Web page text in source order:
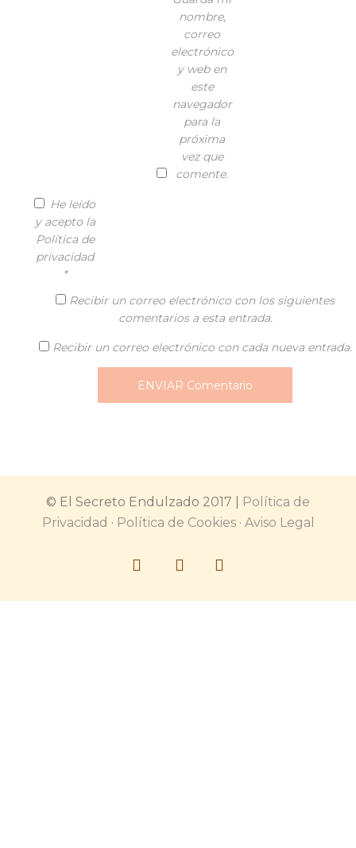
nombre,
correo
electrónico
y web en
este
navegador
para la
próxima
vez que
comente.
He leído
y acepto la
Política de
privacidad
*
Recibir un correo electrónico con los siguientes
comentarios a esta entrada.
Recibir un correo electrónico con cada nueva entrada.
© El Secreto Endulzado 2017 |
Política de
Privacidad · Política de Cookies· Aviso Legal